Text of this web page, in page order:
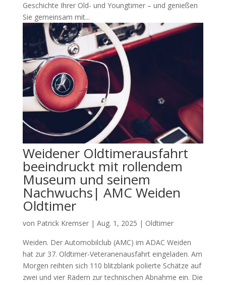
Geschichte Ihrer Old- und Youngtimer – und genießen
Sie gemeinsam mit...
Weidener Oldtimerausfahrt
beeindruckt mit rollendem
Museum und seinem
Nachwuchs| AMC Weiden
Oldtimer
von Patrick Kremser| Aug. 1, 2025 | Oldtimer
Weiden. Der Automobilclub (AMC) im ADAC Weiden
hat zur 37. Oldtimer-Veteranenausfahrt eingeladen. Am
Morgen reihten sich 110 blitzblank polierte Schätze auf
zwei und vier Rädern zur technischen Abnahme ein. Die